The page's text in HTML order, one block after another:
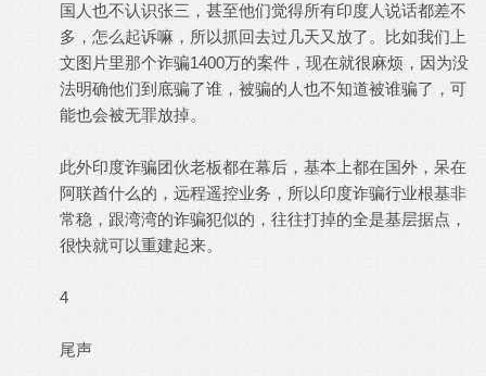
国人也不认识张三，甚至他们觉得所有印度人说话都差不
多，怎么起诉嘛，所以抓回去过几天又放了。比如我们上
文图片里那个诈骗1400万的案件，现在就很麻烦，因为没
法明确他们到底骗了谁，被骗的人也不知道被谁骗了，可
能也会被无罪放掉。
此外印度诈骗团伙老板都在幕后，基本上都在国外，呆在
阿联酋什么的，远程遥控业务，所以印度诈骗行业根基非
常稳，跟湾湾的诈骗犯似的，往往打掉的全是基层据点，
很快就可以重建起来。
4
尾声